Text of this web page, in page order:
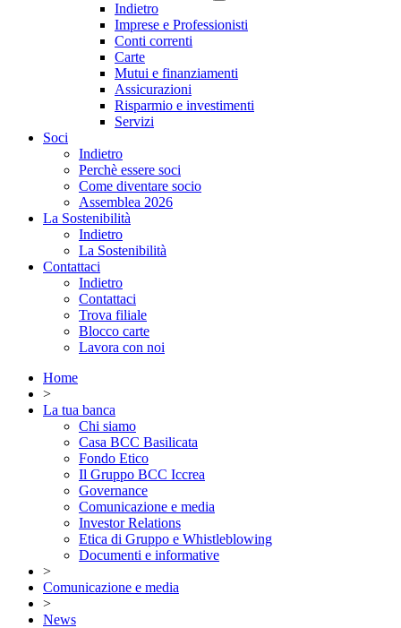
Indietro
Imprese e Professionisti
Conti correnti
Carte
Mutui e finanziamenti
Assicurazioni
Risparmio e investimenti
Servizi
Soci
Indietro
Perchè essere soci
Come diventare socio
Assemblea 2026
La Sostenibilità
Indietro
La Sostenibilità
Contattaci
Indietro
Contattaci
Trova filiale
Blocco carte
Lavora con noi
Home
>
La tua banca
Chi siamo
Casa BCC Basilicata
Fondo Etico
Il Gruppo BCC Iccrea
Governance
Comunicazione e media
Investor Relations
Etica di Gruppo e Whistleblowing
Documenti e informative
>
Comunicazione e media
>
News